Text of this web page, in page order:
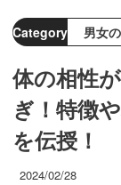
Category 男女
体の相性
ぎ！特徴
を伝授！
2024/02/28